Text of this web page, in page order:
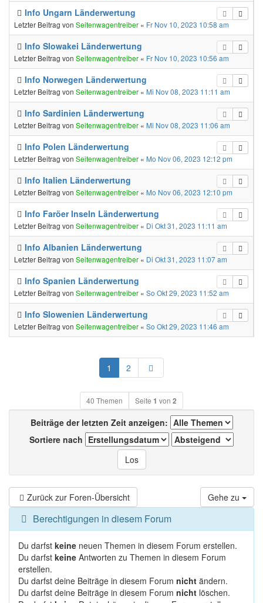
Info Ungarn Länderwertung
Letzter Beitrag von Seitenwagentreiber « Fr Nov 10, 2023 10:58 am
Info Slowakei Länderwertung
Letzter Beitrag von Seitenwagentreiber « Fr Nov 10, 2023 10:56 am
Info Norwegen Länderwertung
Letzter Beitrag von Seitenwagentreiber « Mi Nov 08, 2023 11:11 am
Info Sardinien Länderwertung
Letzter Beitrag von Seitenwagentreiber « Mi Nov 08, 2023 11:06 am
Info Polen Länderwertung
Letzter Beitrag von Seitenwagentreiber « Mo Nov 06, 2023 12:12 pm
Info Italien Länderwertung
Letzter Beitrag von Seitenwagentreiber « Mo Nov 06, 2023 12:10 pm
Info Faröer Inseln Länderwertung
Letzter Beitrag von Seitenwagentreiber « Di Okt 31, 2023 11:11 am
Info Albanien Länderwertung
Letzter Beitrag von Seitenwagentreiber « Di Okt 31, 2023 11:07 am
Info Spanien Länderwertung
Letzter Beitrag von Seitenwagentreiber « So Okt 29, 2023 11:52 am
Info Slowenien Länderwertung
Letzter Beitrag von Seitenwagentreiber « So Okt 29, 2023 11:46 am
1 2 Nächste
40 Themen Seite 1 von 2
Beiträge der letzten Zeit anzeigen:
Sortiere nach
Zurück zur Foren-Übersicht Gehe zu
Berechtigungen in diesem Forum
Du darfst keine neuen Themen in diesem Forum erstellen.
Du darfst keine Antworten zu Themen in diesem Forum
erstellen.
Du darfst deine Beiträge in diesem Forum nicht ändern.
Du darfst deine Beiträge in diesem Forum nicht löschen.